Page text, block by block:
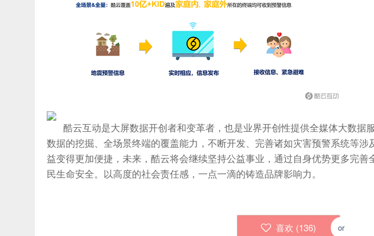
酷云互动是大屏数据开创者和变革者，也是业界开创性提供全媒体大数据
数据的挖掘、全场景终端的覆盖能力，不断开发、完善诸如灾害预警系统等涉
益变得更加便捷，未来，酷云将会继续坚持公益事业，通过自身优势更多完善
民生命安全。以高度的社会责任感，一点一滴的铸造品牌影响力。
喜欢 (136) or